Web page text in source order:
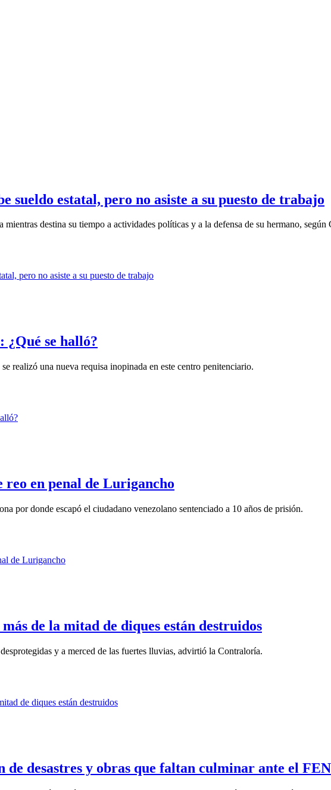
sueldo estatal, pero no asiste a su puesto de trabajo
destina su tiempo a actividades políticas y a la defensa de su hermano, según
¿Qué se halló?
realizó una nueva requisa inopinada en este centro penitenciario.
reo en penal de Lurigancho
por donde escapó el ciudadano venezolano sentenciado a 10 años de prisión.
de la mitad de diques están destruidos
y a merced de las fuertes lluvias, advirtió la Contraloría.
de desastres y obras que faltan culminar ante el FEN